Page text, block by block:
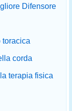
Difensore
toracica
corda
terapia fisica